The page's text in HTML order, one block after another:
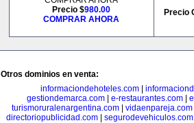
Precio $980.00
COMPRAR AHORA
Precio
Otros dominios en venta:
informaciondehoteles.com|
gestiondemarca.com| e-restaurantes.com|
turismoruralenargentina.com| vidaenpareja.com
directoriopublicidad.com
segurodevehiculos.com